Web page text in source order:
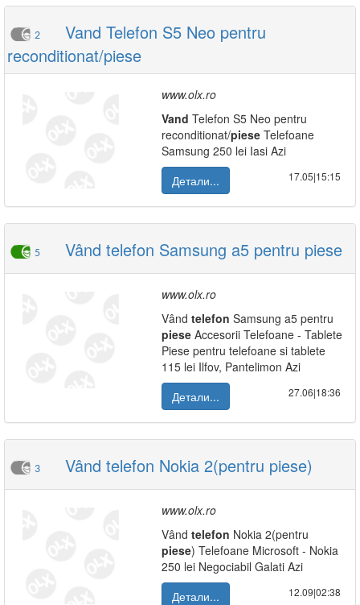
2
Vand Telefon S5 Neo pentru
reconditionat/piese
www.olx.ro
Vand Telefon S5 Neo pentru
reconditionat/piese Telefoane
Samsung 250 lei Iasi Azi
Детали...
17.05|15:15
5 Vând telefon Samsung a5 pentru piese
www.olx.ro
Vând telefon Samsung a5 pentru
piese Accesorii Telefoane - Tablete
Piese pentru telefoane si tablete
115 lei Ilfov, Pantelimon Azi
Детали...
27.06|18:36
3 Vând telefon Nokia 2(pentru piese)
www.olx.ro
Vând telefon Nokia 2(pentru
piese) Telefoane Microsoft - Nokia
250 lei Negociabil Galati Azi
Детали...
12.09|02:38